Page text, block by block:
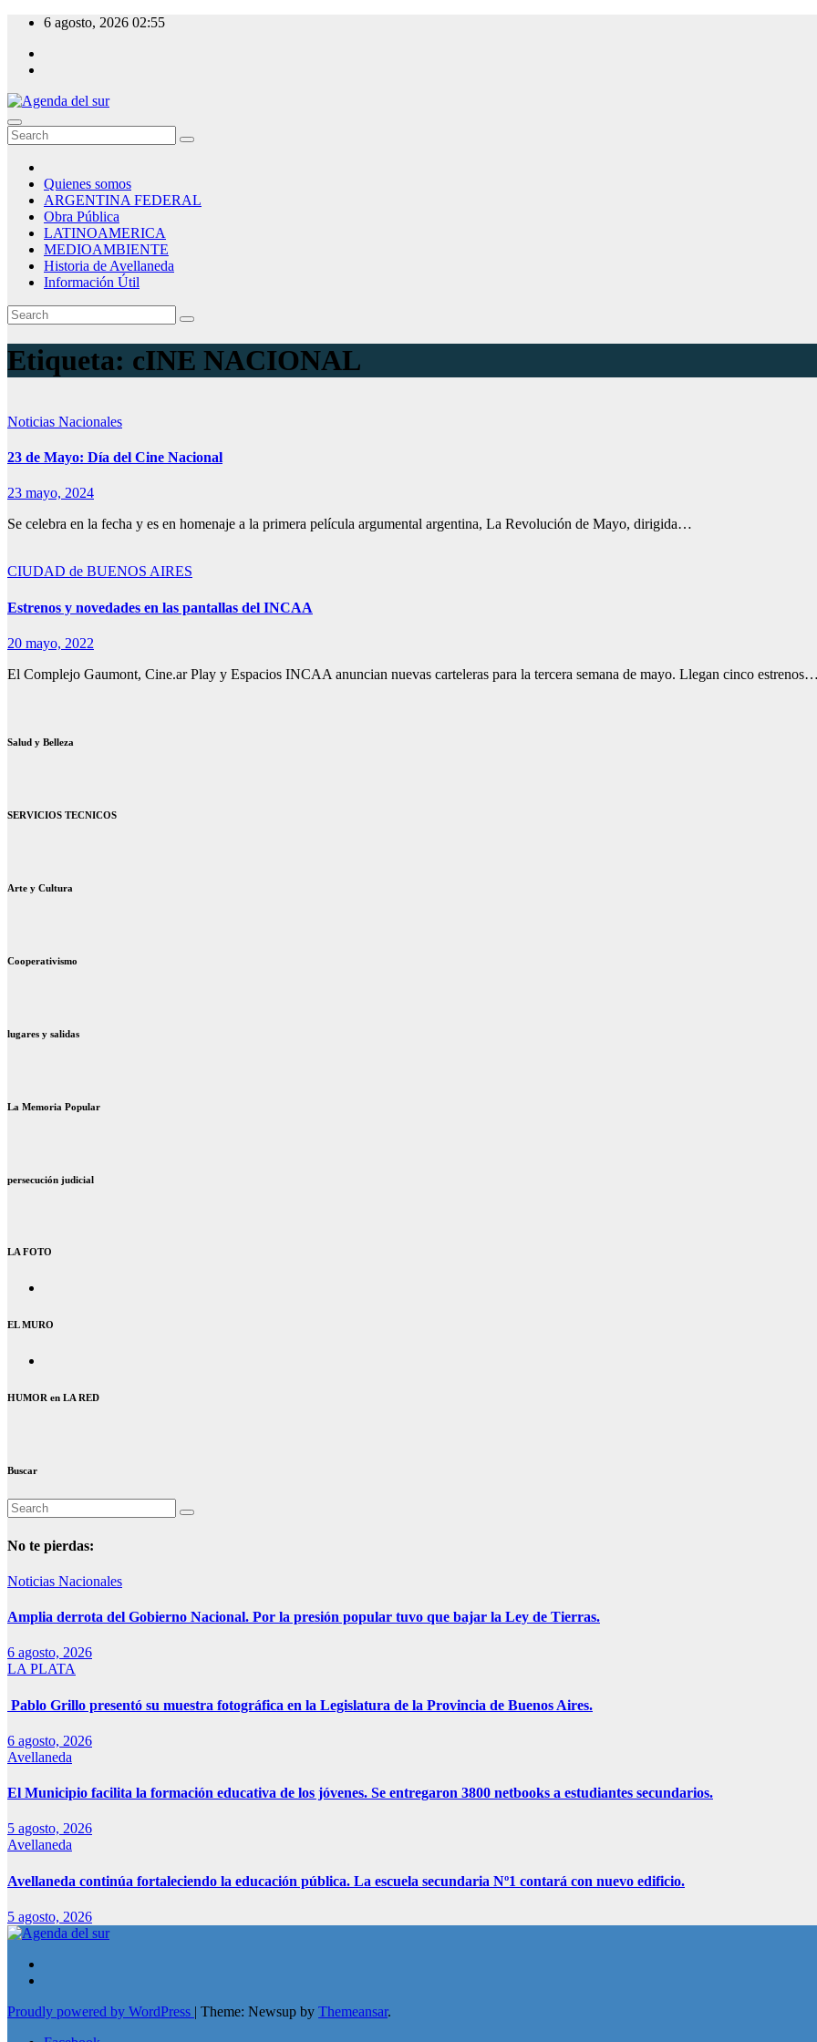
Skip
content
6 agosto, 2026 02:55
Agenda del sur
Quienes somos
ARGENTINA FEDERAL
Obra Pública
LATINOAMERICA
MEDIOAMBIENTE
Historia de Avellaneda
Información Útil
Etiqueta: cINE NACIONAL
Noticias Nacionales
23 de Mayo: Día del Cine Nacional
23 mayo, 2024
Se celebra en la fecha y es en homenaje a la primera película argumental argentina, La Revolución de Mayo, dirigida…
CIUDAD de BUENOS AIRES
Estrenos y novedades en las pantallas del INCAA
20 mayo, 2022
El Complejo Gaumont, Cine.ar Play y Espacios INCAA anuncian nuevas carteleras para la tercera semana de mayo. Llegan cinco
Salud y Belleza
SERVICIOS TECNICOS
Arte y Cultura
Cooperativismo
lugares y salidas
La Memoria Popular
persecución judicial
LA FOTO
EL MURO
HUMOR en LA RED
Buscar
No te pierdas:
Noticias Nacionales
Amplia derrota del Gobierno Nacional. Por la presión popular tuvo que bajar la Ley de Tierras.
6 agosto, 2026
LA PLATA
Pablo Grillo presentó su muestra fotográfica en la Legislatura de la Provincia de Buenos Aires.
6 agosto, 2026
Avellaneda
El Municipio facilita la formación educativa de los jóvenes. Se entregaron 3800 netbooks a estudiantes secundarios.
5 agosto, 2026
Avellaneda
Avellaneda continúa fortaleciendo la educación pública. La escuela secundaria Nº1 contará con nuevo edificio.
5 agosto, 2026
Proudly powered by WordPress | Theme: Newsup by Themeansar.